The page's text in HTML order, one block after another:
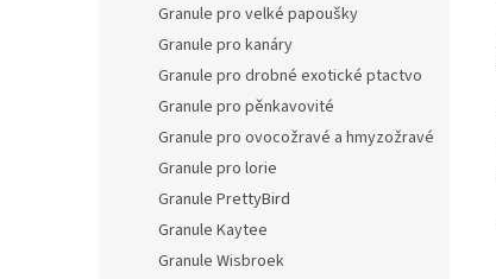
Granule pro velké papoušky
Granule pro kanáry
Granule pro drobné exotické ptactvo
Granule pro pěnkavovité
Granule pro ovocožravé a hmyzožravé
Granule pro lorie
Granule PrettyBird
Granule Kaytee
Granule Wisbroek